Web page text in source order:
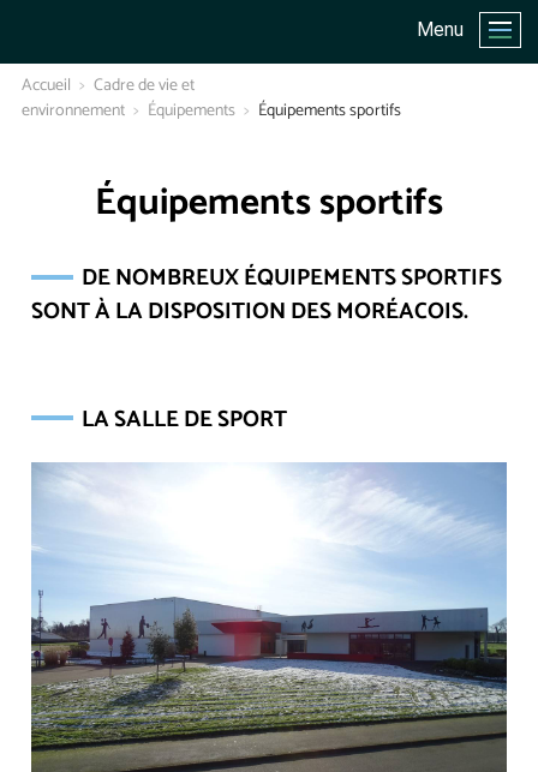
Menu
Accueil
Cadre de vie et
environnement
Équipements Équipements sportifs
Équipements sportifs
DE NOMBREUX ÉQUIPEMENTS SPORTIFS
SONT À LA DISPOSITION DES MORÉACOIS.
LA SALLE DE SPORT